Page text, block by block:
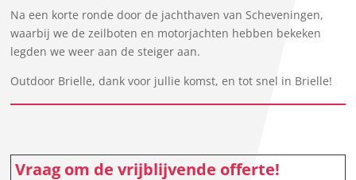
Na een korte ronde door de jachthaven van Scheveningen,
waarbij we de zeilboten en motorjachten hebben bekeken
legden we weer aan de steiger aan.
Outdoor Brielle, dank voor jullie komst, en tot snel in Brielle!
Vraag om de vrijblijvende offerte!